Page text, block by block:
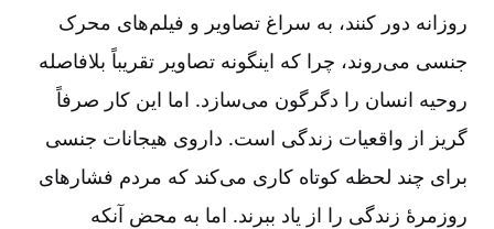
روزانه دور کنند، به سراغ تصاویر و فیلم‌های محرک
جنسی می‌روند، چرا که اینگونه تصاویر تقریباً بلافاصله
روحیه انسان را دگرگون می‌سازد. اما این کار صرفاً
گریز از واقعیات زندگی است. داروی هیجانات جنسی
برای چند لحظه کوتاه کاری می‌کند که مردم فشارهای
روزمرۀ زندگی را از یاد ببرند. اما به محض آنکه